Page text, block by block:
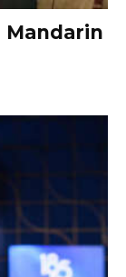
Mandarin